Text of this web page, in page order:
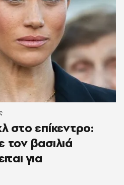
στο επίκεντρο:
βασιλιά
για